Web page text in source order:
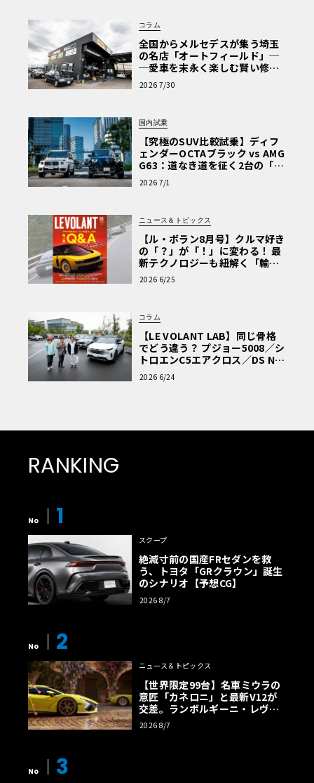
コラム
全国からメルセデスが集う埼玉
の名店「オートフィールド」─
─愛車を末永く楽しむ賢い修理
術と、プロがフックス製オイル
を選ぶ理由〈PR〉
2026 7/30
国内試乗
【究極のSUV比較試乗】ディフ
ェンダーOCTAブラック vs AMG
G63：道なき道を征く2台の「対
極的アプローチ」
2026 7/1
ニュース＆トピックス
【ル・ボラン8月号】クルマ好き
の「？」が「！」に変わる！ 最
新テクノロジーも紐解く「輸入
車Q&A」
2026 6/25
コラム
【LE VOLANT LAB】同じ骨格
でどう違う？ プジョー5008／シ
トロエンC5エアクロス／DS Nº4
読者一気乗りレポート
2026 6/24
RANKING
No 1
スクープ
絶滅寸前の国産FRセダンを救
う、トヨタ「GRクラウン」誕生
のシナリオ【予想CG】
2026 8/7
No 2
ニュース＆トピックス
【世界限定99台】名車ミウラの
意匠「カネロニ」と最新V12が
交差。ランボルギーニ・レヴエ
ルトに60周年記念車が登場
2026 8/7
No 3